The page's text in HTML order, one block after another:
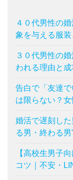
４０代男性の
象を与える服
３０代男性の
われる理由と
告白で「友達
は限らない？
婚活で遅刻し
る男・終わる
【高校生男子
コツ｜不安・